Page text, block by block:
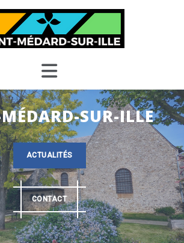
SUR-ILLE
ACTUALITÉS
CONTACT